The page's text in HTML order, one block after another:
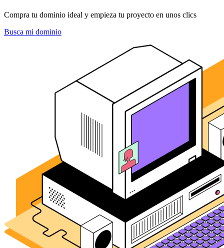
Compra tu dominio ideal y empieza tu proyecto en unos clics
Busca mi dominio